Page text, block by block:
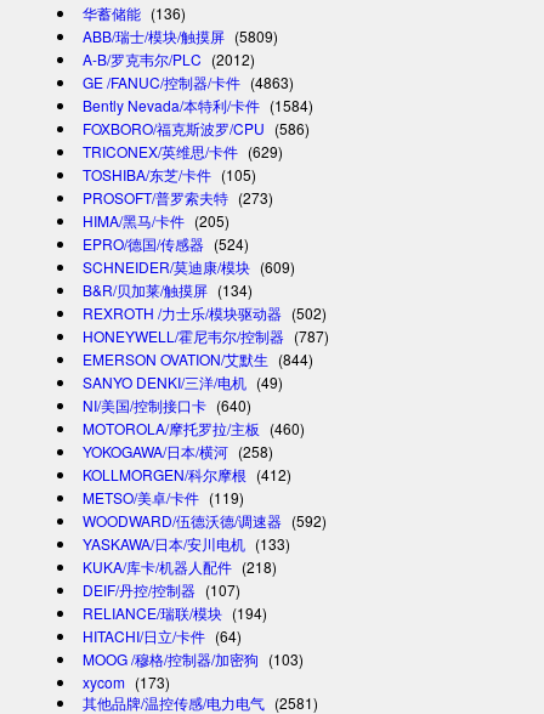
华蓄储能 (136)
ABB/瑞士/模块/触摸屏 (5809)
A-B/罗克韦尔/PLC (2012)
GE /FANUC/控制器/卡件 (4863)
Bently Nevada/本特利/卡件 (1584)
FOXBORO/福克斯波罗/CPU (586)
TRICONEX/英维思/卡件 (629)
TOSHIBA/东芝/卡件 (105)
PROSOFT/普罗索夫特 (273)
HIMA/黑马/卡件 (205)
EPRO/德国/传感器 (524)
SCHNEIDER/莫迪康/模块 (609)
B&R/贝加莱/触摸屏 (134)
REXROTH /力士乐/模块驱动器 (502)
HONEYWELL/霍尼韦尔/控制器 (787)
EMERSON OVATION/艾默生 (844)
SANYO DENKI/三洋/电机 (49)
NI/美国/控制接口卡 (640)
MOTOROLA/摩托罗拉/主板 (460)
YOKOGAWA/日本/横河 (258)
KOLLMORGEN/科尔摩根 (412)
METSO/美卓/卡件 (119)
WOODWARD/伍德沃德/调速器 (592)
YASKAWA/日本/安川电机 (133)
KUKA/库卡/机器人配件 (218)
DEIF/丹控/控制器 (107)
RELIANCE/瑞联/模块 (194)
HITACHI/日立/卡件 (64)
MOOG /穆格/控制器/加密狗 (103)
xycom (173)
其他品牌/温控传感/电力电气 (2581)